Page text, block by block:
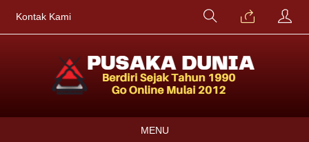
Kontak Kami
MENU